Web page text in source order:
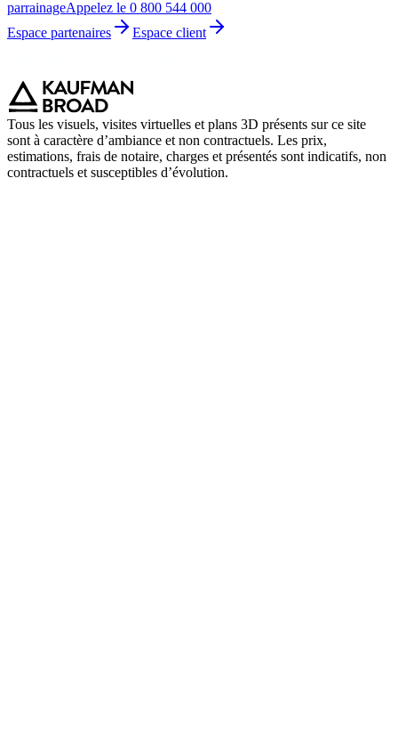
parrainageAppelez le 0 800 544 000
Espace partenaires
Espace client
Tous les visuels, visites virtuelles et plans 3D présents sur ce site
sont à caractère d’ambiance et non contractuels. Les prix,
estimations, frais de notaire, charges et présentés sont indicatifs, non
contractuels et susceptibles d’évolution.